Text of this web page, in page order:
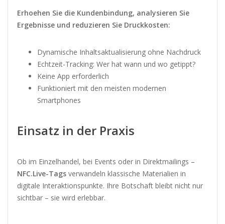
Erhoehen Sie die Kundenbindung, analysieren Sie
Ergebnisse und reduzieren Sie Druckkosten:
Dynamische Inhaltsaktualisierung ohne Nachdruck
Echtzeit-Tracking: Wer hat wann und wo getippt?
Keine App erforderlich
Funktioniert mit den meisten modernen
Smartphones
Einsatz in der Praxis
Ob im Einzelhandel, bei Events oder in Direktmailings –
NFC.Live-Tagsverwandeln klassische Materialien in
digitale Interaktionspunkte. Ihre Botschaft bleibt nicht nur
sichtbar – sie wird erlebbar.